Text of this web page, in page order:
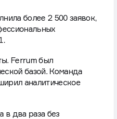
более 2 500 заявок,
Ferrum был
базой. Команда
аналитическое
в два раза без